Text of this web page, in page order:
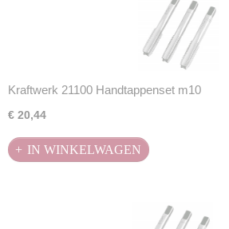
Kraftwerk 21100 Handtappenset m10
€ 20,44
IN WINKELWAGEN